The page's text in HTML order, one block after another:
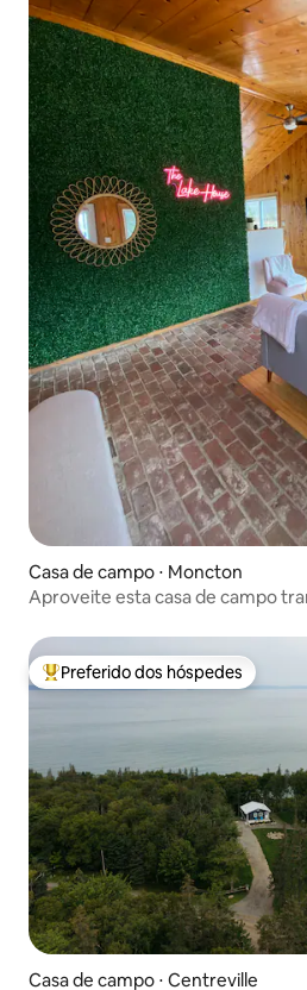
Casa de campo ⋅ Moncton
Aproveite esta casa de campo
Entre os melhores preferidos dos
Preferido dos hóspedes
Casa de campo ⋅ Centreville